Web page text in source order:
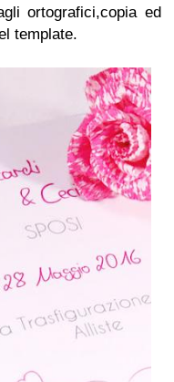
ortografici,copia ed
template.